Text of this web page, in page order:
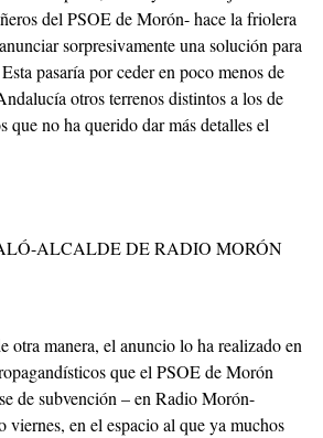
del PSOE de Morón- hace la friolera
sorpresivamente una solución para
pasaría por ceder en poco menos de
otros terrenos distintos a los de
que no ha querido dar más detalles el
ALCALDE DE RADIO MORÓN
otra manera, el anuncio lo ha realizado en
que el PSOE de Morón
de subvención – en Radio Morón-
viernes, en el espacio al que ya muchos